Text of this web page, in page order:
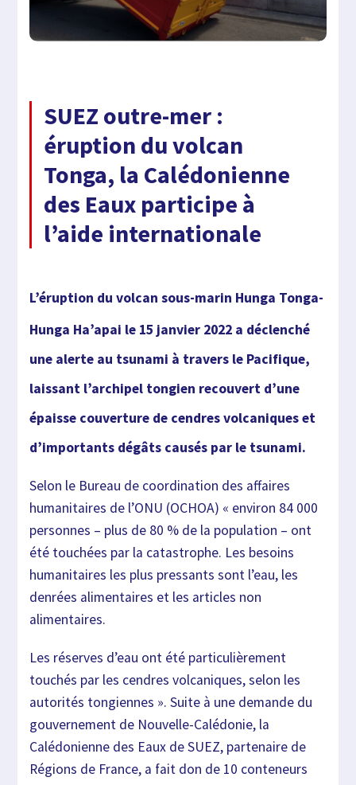
SUEZ outre-mer :
éruption du volcan
Tonga, la Calédonienne
des Eaux participe à
l’aide internationale
L’éruption du volcan sous-marin Hunga Tonga-
Hunga Ha’apai le 15 janvier 2022 a déclenché
une alerte au tsunami à travers le Pacifique,
laissant l’archipel tongien recouvert d’une
épaisse couverture de cendres volcaniques et
d’importants dégâts causés par le tsunami.
Selon le Bureau de coordination des affaires
humanitaires de l’ONU (OCHOA) « environ 84 000
personnes – plus de 80 % de la population – ont
été touchées par la catastrophe. Les besoins
humanitaires les plus pressants sont l’eau, les
denrées alimentaires et les articles non
alimentaires.
Les réserves d’eau ont été particulièrement
touchés par les cendres volcaniques, selon les
autorités tongiennes ». Suite à une demande du
gouvernement de Nouvelle-Calédonie, la
Calédonienne des Eaux de SUEZ, partenaire de
Régions de France, a fait don de 10 conteneurs